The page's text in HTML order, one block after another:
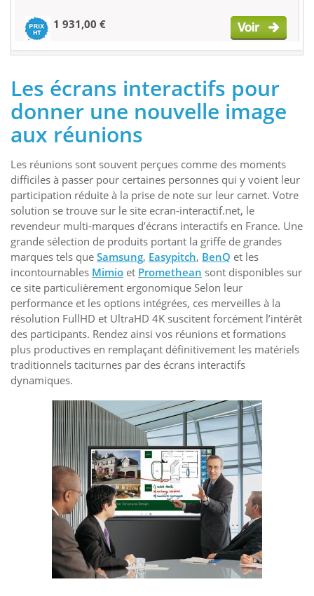
1 931,00 €
Les écrans interactifs pour
donner une nouvelle image
aux réunions
Les réunions sont souvent perçues comme des moments
difficiles à passer pour certaines personnes qui y voient leur
participation réduite à la prise de note sur leur carnet. Votre
solution se trouve sur le site ecran-interactif.net, le
revendeur multi-marques d’écrans interactifs en France. Une
grande sélection de produits portant la griffe de grandes
marques tels que Samsung, Easypitch, BenQ et les
incontournables Mimio et Promethean sont disponibles sur
ce site particulièrement ergonomique Selon leur
performance et les options intégrées, ces merveilles à la
résolution FullHD et UltraHD 4K suscitent forcément l’intérêt
des participants. Rendez ainsi vos réunions et formations
plus productives en remplaçant définitivement les matériels
traditionnels taciturnes par des écrans interactifs
dynamiques.